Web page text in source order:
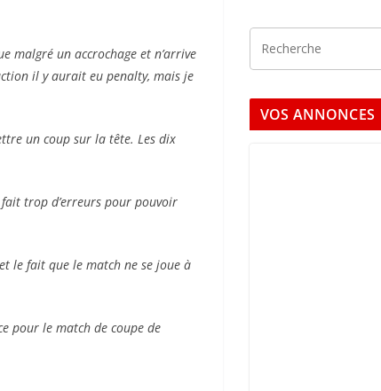
malgré un accrochage et n’arrive
il y aurait eu penalty, mais je
un coup sur la tête. Les dix
trop d’erreurs pour pouvoir
le fait que le match ne se joue à
pour le match de coupe de
VOS ANNONCES